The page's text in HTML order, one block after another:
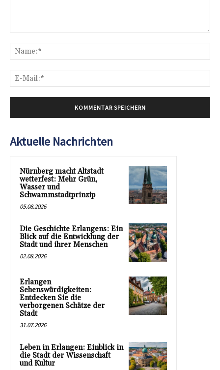
Aktuelle Nachrichten
Nürnberg macht Altstadt
wetterfest: Mehr Grün,
Wasser und
Schwammstadtprinzip
05.08.2026
Die Geschichte Erlangens: Ein
Blick auf die Entwicklung der
Stadt und ihrer Menschen
02.08.2026
Erlangen
Sehenswürdigkeiten:
Entdecken Sie die
verborgenen Schätze der
Stadt
31.07.2026
Leben in Erlangen: Einblick in
die Stadt der Wissenschaft
und Kultur